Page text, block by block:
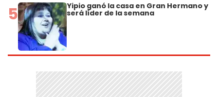
5 Yipio ganó la casa en Gran Hermano y
será líder de la semana